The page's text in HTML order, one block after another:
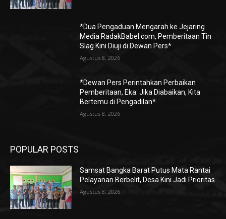
*Dua Pengaduan Mengarah ke Jejaring
Media RadakBabel.com, Pemberitaan Tin
Slag Kini Diuji di Dewan Pers*
Agustus 8, 2026
*Dewan Pers Perintahkan Perbaikan
Pemberitaan, Eka: Jika Diabaikan, Kita
Bertemu di Pengadilan*
Agustus 8, 2026
POPULAR POSTS
Samsat Bangka Barat Putus Mata Rantai
Pelayanan Berbelit, Desa Kini Jadi Prioritas
Agustus 8, 2026